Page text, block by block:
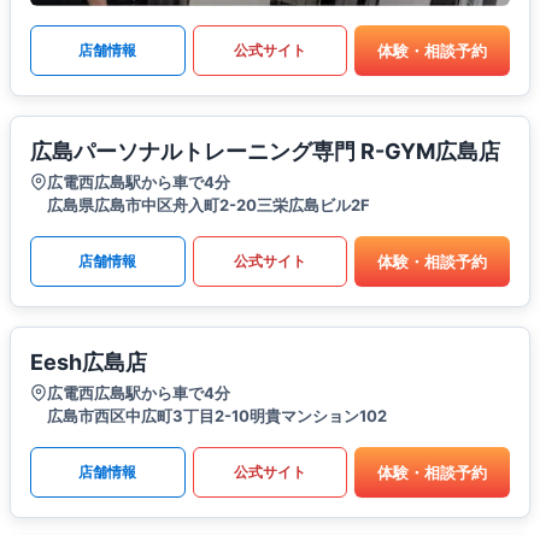
店舗情報 公式サイト 体験・相談予約
広島パーソナルトレーニング専門 R-GYM広島店
広電西広島駅から車で4分
広島県広島市中区舟入町2-20三栄広島ビル2F
店舗情報 公式サイト 体験・相談予約
Eesh広島店
広電西広島駅から車で4分
広島市西区中広町3丁目2-10明貴マンション102
店舗情報 公式サイト 体験・相談予約